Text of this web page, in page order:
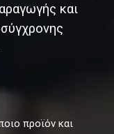
και
προϊόν και